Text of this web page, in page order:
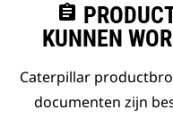
assignment
KUNNEN
Caterpillar
documenten zijn